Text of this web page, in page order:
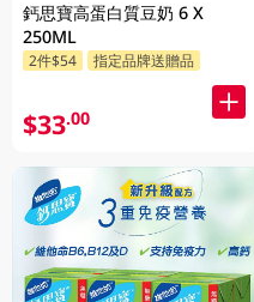
鈣思寶高蛋白質豆奶 6 X
250ML
2件$54 指定品牌送贈品
$33.00